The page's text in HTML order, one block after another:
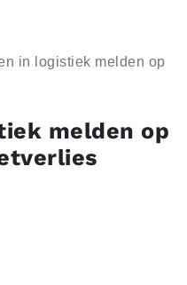
in logistiek melden op
melden op